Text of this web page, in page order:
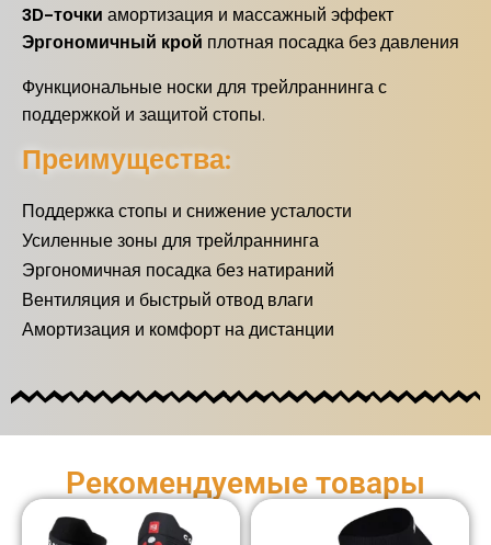
3D-точки амортизация и массажный эффект
Эргономичный крой плотная посадка без давления
Функциональные носки для трейлраннинга с
поддержкой и защитой стопы.
Преимущества:
Поддержка стопы и снижение усталости
Усиленные зоны для трейлраннинга
Эргономичная посадка без натираний
Вентиляция и быстрый отвод влаги
Амортизация и комфорт на дистанции
Рекомендуемые товары